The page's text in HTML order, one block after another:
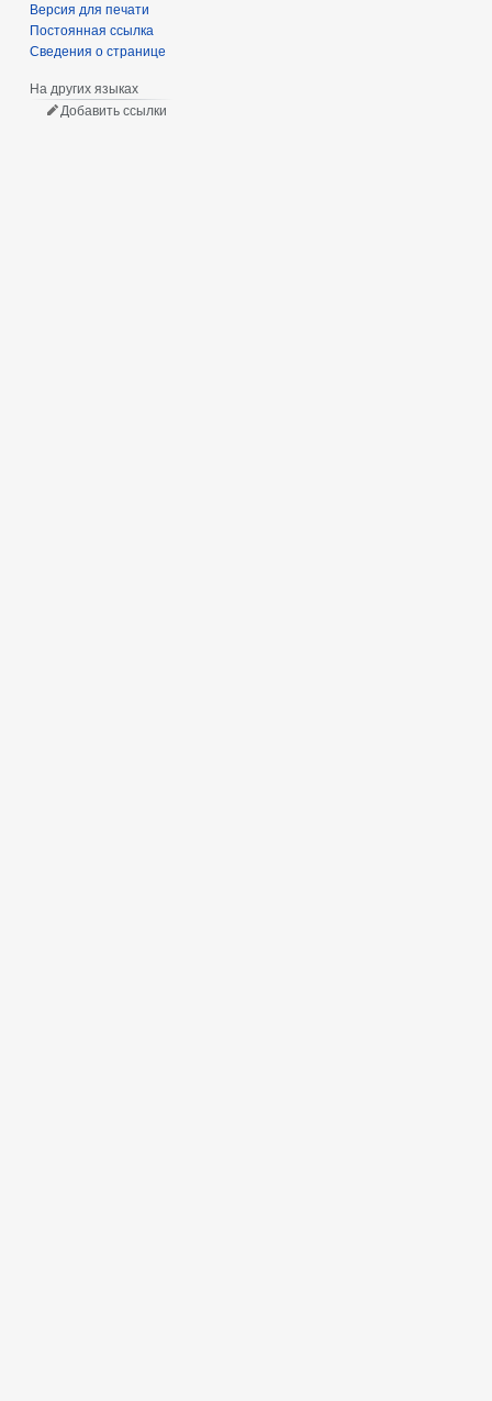
Версия для печати
Постоянная ссылка
Сведения о странице
На других языках
Добавить ссылки